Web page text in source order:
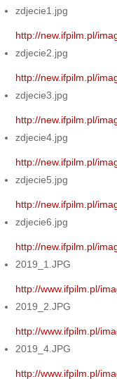
zdjecie1.jpg
http://new.ifpilm.pl/
zdjecie2.jpg
http://new.ifpilm.pl/
zdjecie3.jpg
http://new.ifpilm.pl/
zdjecie4.jpg
http://new.ifpilm.pl/
zdjecie5.jpg
http://new.ifpilm.pl/
zdjecie6.jpg
http://new.ifpilm.pl/
2019_1.JPG
http://www.ifpilm.pl/
2019_2.JPG
http://www.ifpilm.pl/
2019_4.JPG
http://www.ifpilm.pl/